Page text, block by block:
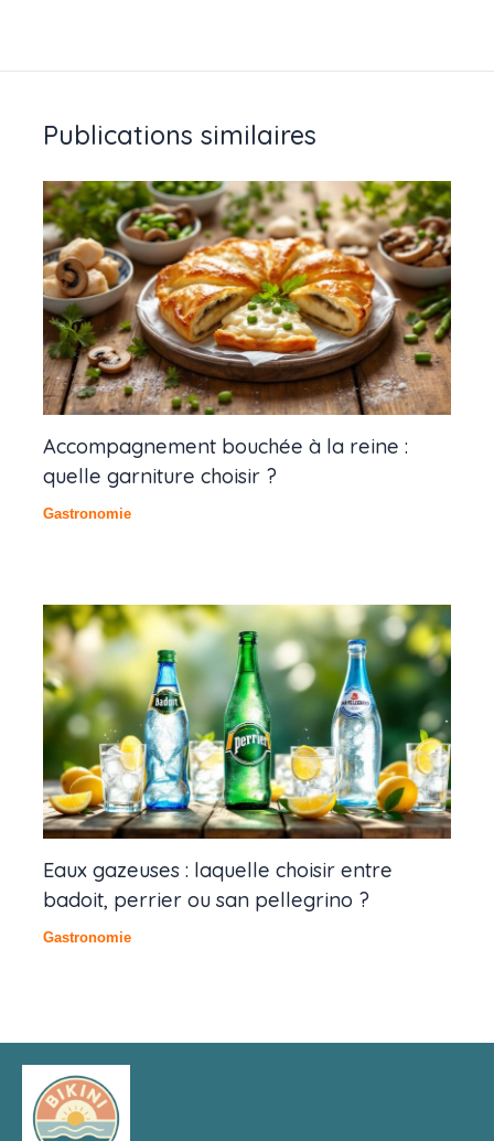
Publications similaires
Accompagnement bouchée à la reine :
quelle garniture choisir ?
Gastronomie
Eaux gazeuses : laquelle choisir entre
badoit, perrier ou san pellegrino ?
Gastronomie